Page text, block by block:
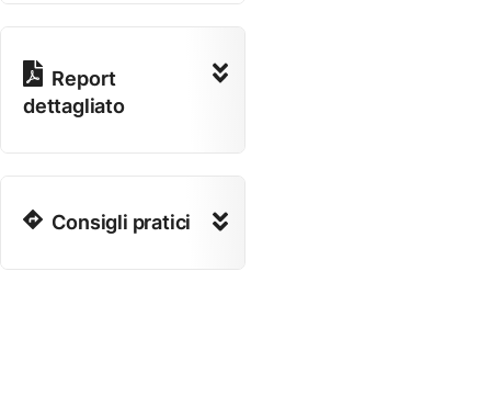
Report
dettagliato
Consigli pratici